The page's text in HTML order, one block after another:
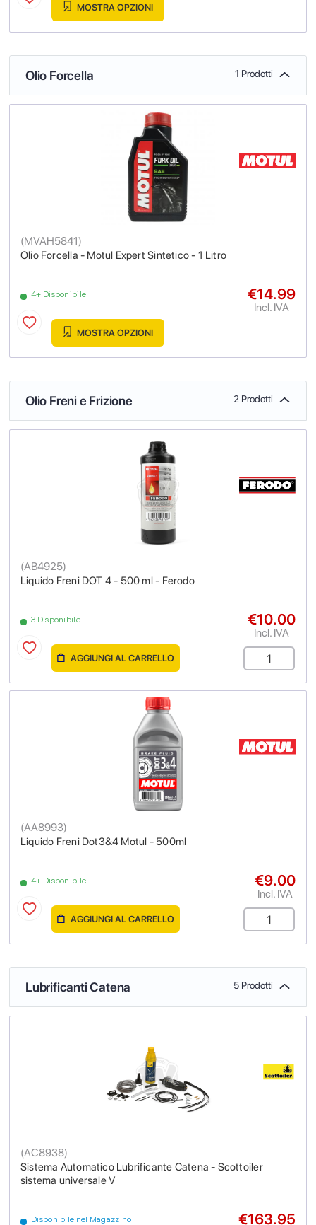
MOSTRA OPZIONI
Olio Forcella 1 Prodotti
Olio Forcella - Motul Expert Sintetico - 1 Litro
(MVAH5841)
4+ Disponibile €14.99
Incl. IVA
MOSTRA OPZIONI
Olio Freni e Frizione 2 Prodotti
Liquido Freni DOT 4 - 500 ml - Ferodo
(AB4925)
3 Disponibile €10.00
Incl. IVA
AGGIUNGI AL CARRELLO
Liquido Freni Dot3&4 Motul - 500ml
(AA8993)
4+ Disponibile €9.00
Incl. IVA
AGGIUNGI AL CARRELLO
Lubrificanti Catena 5 Prodotti
Sistema Automatico Lubrificante Catena - Scottoiler
sistema universale V
(AC8938)
Disponibile nel Magazzino €163.95